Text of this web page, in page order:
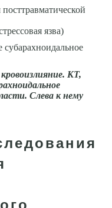
язва)
КТ,
Слева к нему